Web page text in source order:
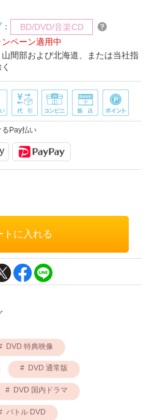
BD/DVD/音楽CD
ペーン適用中
間部および北海道、または当社指
るPay払い
DVD 特典映像
DVD 通常版
DVD 国内ドラマ
バトル DVD